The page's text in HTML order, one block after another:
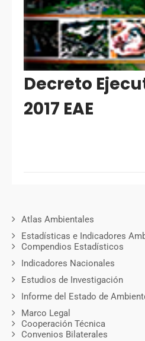
Decreto
2017 EAE
Atlas Ambientales
Estadísticas e Indicadores
Compendios Estadísticos
Indicadores Nacionales
Estudios de Investigación
Informe del Estado de
Marco Legal
Cooperación Técnica
Convenios Bilaterales